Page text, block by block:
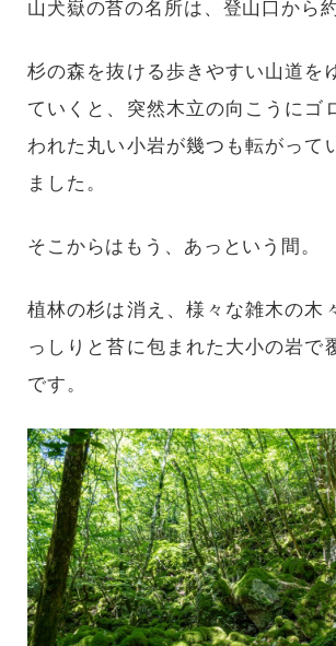
山犬嶽の苔の名所は、登山口から
杉の森を抜ける歩きやすい山道を
ていくと、突然木立の向こうにゴ
われた丸い小岩が幾つも転がって
ました。
そこからはもう、あっという間。
植林の杉は消え、様々な雑木の木
っしりと苔に包まれた大小の岩で
です。